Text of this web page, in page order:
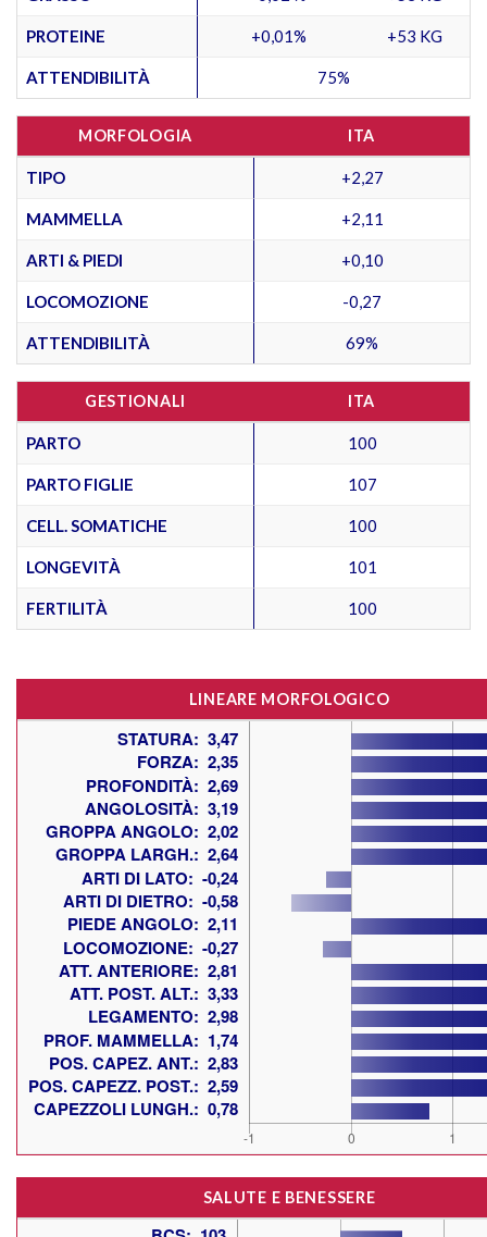
PROTEINE +0,01% +53 KG
ATTENDIBILITÀ 75%
MORFOLOGIA ITA
TIPO +2,27
MAMMELLA +2,11
ARTI & PIEDI +0,10
LOCOMOZIONE -0,27
ATTENDIBILITÀ 69%
GESTIONALI ITA
PARTO 100
PARTO FIGLIE 107
CELL. SOMATICHE 100
LONGEVITÀ 101
FERTILITÀ 100
LINEARE MORFOLOGICO
SALUTE E BENESSERE